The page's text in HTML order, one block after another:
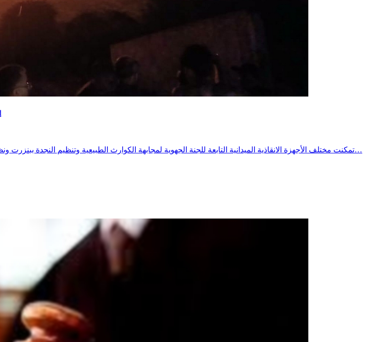
تمكنت مختلف الأجهزة الانقاذية الميدانية التابعة للجنة الجهوية لمجابهة الكوارث الطبيعية وتنظيم النجدة ببنزرت ونظيراتها المحلية وبقية الشركاء من مصالح الدولة والنسيج المدني المتطوع ،مع تمام الساعة…